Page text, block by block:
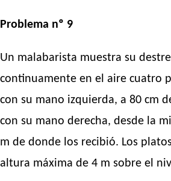
Problema nº 9
Un malabarista muestra su
continuamente en el aire cuatro
con su mano izquierda, a 80 cm
con su mano derecha, desde la
m de donde los recibió. Los
altura máxima de 4 m sobre el